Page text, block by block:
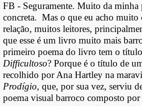
FB - Seguramente. Muito da minha
concreta. Mas o que eu acho muito
relação, muitos leitores,
que esse é um livro muito mais
primeiro poema do livro tem o
Difficultoso? Porque é o título de
recolhido por Ana Hartley na
Prodígio, que, por sua vez, serviu
poema visual barroco composto